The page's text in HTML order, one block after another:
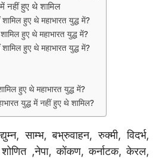
में नहीं हुए थे शामिल
शामिल हुए थे महाभारत युद्ध में?
हुए थे महाभारत युद्ध में?
शामिल हुए थे महाभारत युद्ध में?
हुए थे महाभारत युद्ध में?
युद्ध में नहीं हुए थे शामिल?
साम्भ, बभ्रुवाहन, रुक्मी, विदर्भ,
शोणित ,नेपा, कोंकण, कर्नाटक, केरल,